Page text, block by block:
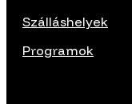
Szálláshelyek
Programok